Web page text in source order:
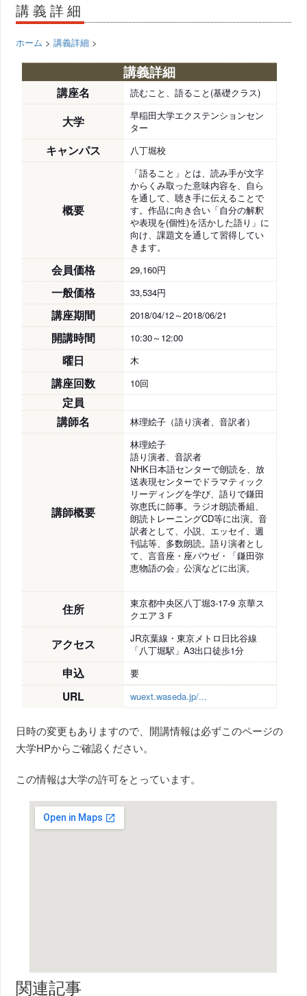
講義詳細
ホーム >講義詳細 >
講義詳細
講座名 読むこと、語ること(基礎クラス)
大学
早稲田大学エクステンションセン
ター
キャンパス 八丁堀校
概要
「語ること」とは、読み手が文字
からくみ取った意味内容を、自ら
を通して、聴き手に伝えることで
す。作品に向き合い「自分の解釈
や表現を(個性)を活かした語り」に
向け、課題文を通して習得してい
きます。
会員価格 29,160円
一般価格 33,534円
講座期間 2018/04/12～2018/06/21
開講時間 10:30～12:00
曜日 木
講座回数 10回
定員
講師名
林理絵子（語り演者、音訳者）
講師概要
林理絵子
語り演者、音訳者
NHK日本語センターで朗読を、放
送表現センターでドラマティック
リーディングを学び、語りで鎌田
弥恵氏に師事。ラジオ朗読番組、
朗読トレーニングCD等に出演。音
訳者として、小説、エッセイ、週
刊誌等、多数朗読。語り演者とし
て、言音座・座パウゼ・「鎌田弥
恵物語の会」公演などに出演。
住所
東京都中央区八丁堀3-17-9 京華ス
クエア３Ｆ
アクセス
JR京葉線・東京メトロ日比谷線
「八丁堀駅」A3出口徒歩1分
申込 要
URL wuext.waseda.jp/...
日時の変更もありますので、開講情報は必ずこのページの
大学HPからご確認ください。
この情報は大学の許可をとっています。
関連記事